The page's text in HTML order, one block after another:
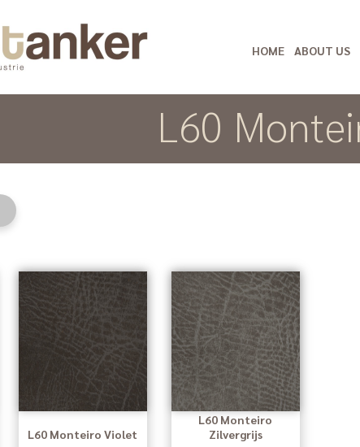
HOME ABOUT US
L60
L60 Monteiro Violet
L60 Monteiro
Zilvergrijs